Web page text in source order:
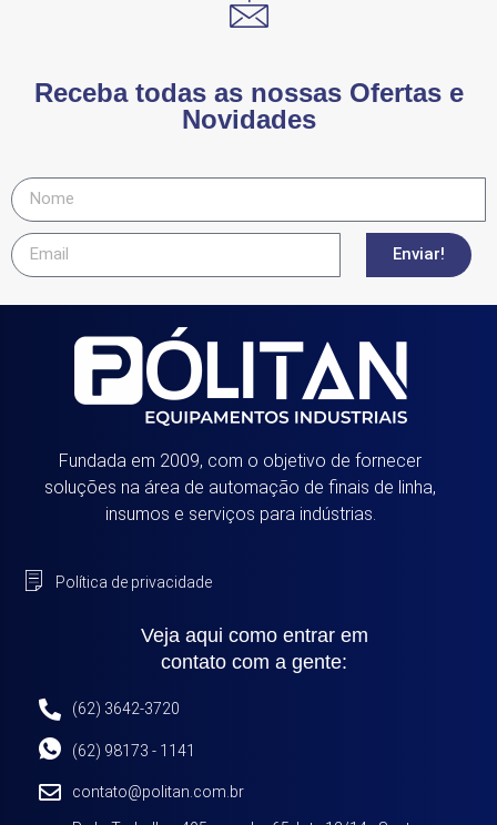
Receba todas as nossas Ofertas e
Novidades
Enviar!
Fundada em 2009, com o objetivo de fornecer
soluções na área de automação de finais de linha,
insumos e serviços para indústrias.
Política de privacidade
Veja aqui como entrar em
contato com a gente:
(62) 3642-3720
(62) 98173 - 1141
contato@politan.com.br